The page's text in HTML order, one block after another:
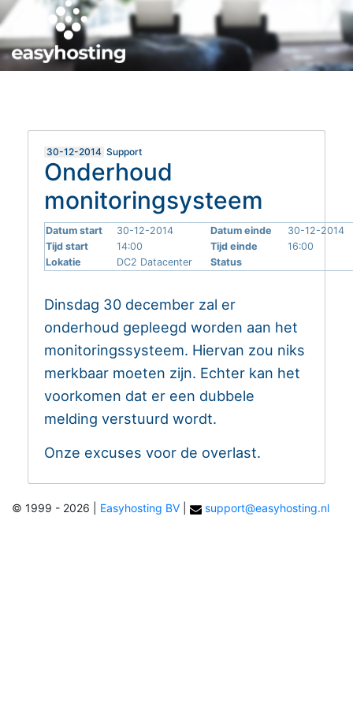
30-12-2014 Support
Onderhoud
monitoringsysteem
Datum start 30-12-2014 Datum einde
30-12-2014
Tijd start
14:00 Tijd einde
16:00
Lokatie
DC2 Datacenter Status
Dinsdag 30 december zal er
onderhoud gepleegd worden aan het
monitoringssysteem. Hiervan zou niks
merkbaar moeten zijn. Echter kan het
voorkomen dat er een dubbele
melding verstuurd wordt.
Onze excuses voor de overlast.
© 1999 - 2026 Easyhosting BV support@easyhosting.nl